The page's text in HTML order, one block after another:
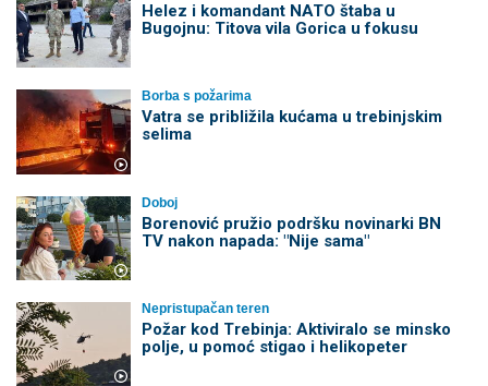
Helez i komandant NATO štaba u
Bugojnu: Titova vila Gorica u fokusu
Borba s požarima
Vatra se približila kućama u trebinjskim
selima
Doboj
Borenović pružio podršku novinarki BN
TV nakon napada: "Nije sama"
Nepristupačan teren
Požar kod Trebinja: Aktiviralo se minsko
polje, u pomoć stigao i helikopeter